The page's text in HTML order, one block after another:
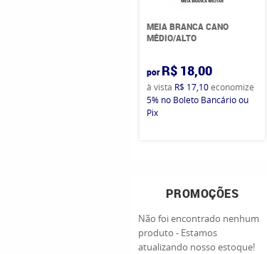
MEIA BRANCA CANO
MÉDIO/ALTO
por R$ 18,00
à vista R$ 17,10economize
5% no Boleto Bancário ou
Pix
PROMOÇÕES
Não foi encontrado nenhum
produto - Estamos
atualizando nosso estoque!